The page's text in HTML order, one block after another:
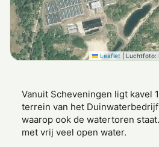
Leaflet Luchtfoto:
Vanuit Scheveningen ligt kavel
terrein van het
waarop ook de watertoren
met vrij veel open water.